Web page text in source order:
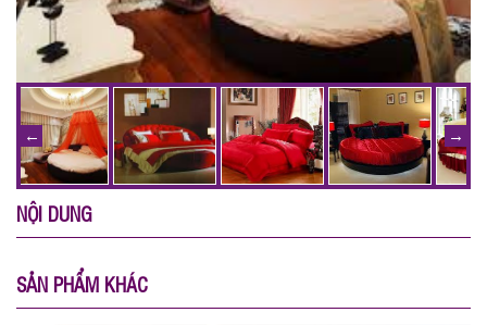
NỘI DUNG
SẢN PHẨM KHÁC